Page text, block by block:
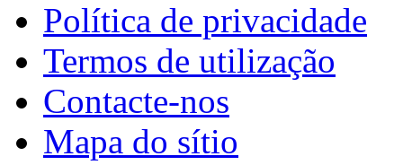
Política de privacidade
Termos de utilização
Contacte-nos
Mapa do sítio